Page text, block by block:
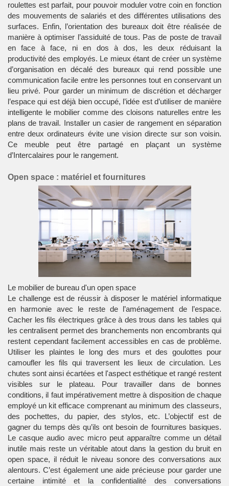
roulettes est parfait, pour pouvoir moduler votre coin en fonction
des mouvements de salariés et des différentes utilisations des
surfaces. Enfin, l’orientation des bureaux doit être réalisée de
manière à optimiser l’assiduité de tous. Pas de poste de travail
en face à face, ni en dos à dos, les deux réduisant la
productivité des employés. Le mieux étant de créer un système
d’organisation en décalé des bureaux qui rend possible une
communication facile entre les personnes tout en conservant un
lieu privé. Pour garder un minimum de discrétion et décharger
l’espace qui est déjà bien occupé, l’idée est d’utiliser de manière
intelligente le mobilier comme des cloisons naturelles entre les
plans de travail. Installer un casier de rangement en séparation
entre deux ordinateurs évite une vision directe sur son voisin.
Ce meuble peut être partagé en plaçant un système
d’Intercalaires pour le rangement.
Open space : matériel et fournitures
Le mobilier de bureau d'un open space
Le challenge est de réussir à disposer le matériel informatique
en harmonie avec le reste de l’aménagement de l’espace.
Cacher les fils électriques grâce à des trous dans les tables qui
les centralisent permet des branchements non encombrants qui
restent cependant facilement accessibles en cas de problème.
Utiliser les plaintes le long des murs et des goulottes pour
camoufler les fils qui traversent les lieux de circulation. Les
chutes sont ainsi écartées et l'aspect esthétique et rangé restent
visibles sur le plateau. Pour travailler dans de bonnes
conditions, il faut impérativement mettre à disposition de chaque
employé un kit efficace comprenant au minimum des classeurs,
des pochettes, du papier, des stylos, etc. L’objectif est de
gagner du temps dès qu’ils ont besoin de fournitures basiques.
Le casque audio avec micro peut apparaître comme un détail
inutile mais reste un véritable atout dans la gestion du bruit en
open space, il réduit le niveau sonore des conversations aux
alentours. C’est également une aide précieuse pour garder une
certaine intimité et la confidentialité des conversations